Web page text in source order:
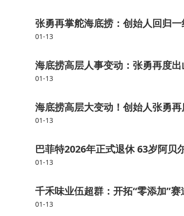
张勇再掌舵海底捞：创始人回归
01-13
海底捞高层人事变动：张勇再度
01-13
海底捞高层大变动！创始人张勇
01-13
巴菲特2026年正式退休 63岁阿贝
01-13
千禾味业伍超群：开拓“零添加”
01-13